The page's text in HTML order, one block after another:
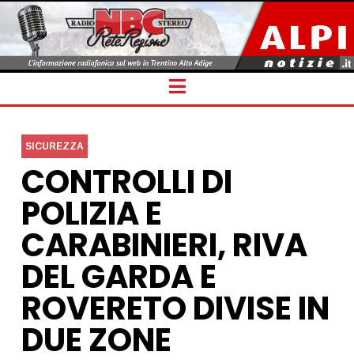
Navigation
SICUREZZA
CONTROLLI DI
POLIZIA E
CARABINIERI, RIVA
DEL GARDA E
ROVERETO DIVISE IN
DUE ZONE